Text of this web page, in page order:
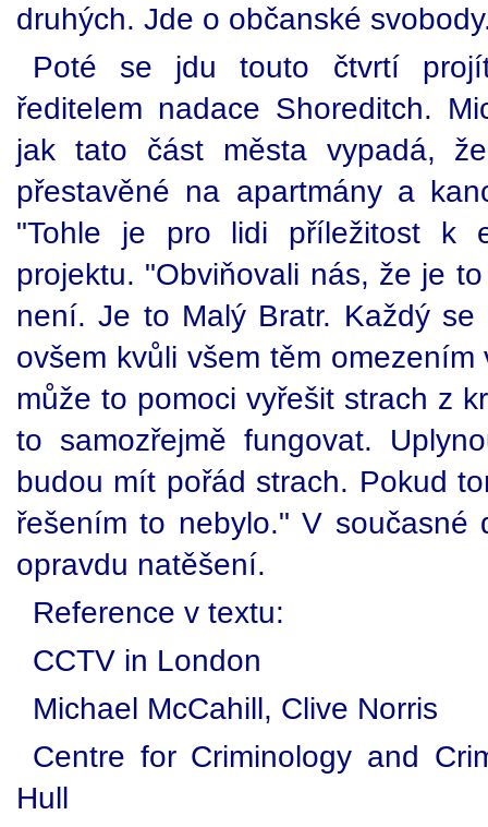
druhých. Jde o občanské
Poté se jdu touto čtvrtí
ředitelem nadace Shoreditch.
jak tato část města vypadá,
přestavěné na apartmány a
"Tohle je pro lidi příležitost k
projektu. "Obviňovali nás, že je
není. Je to Malý Bratr. Každý
ovšem kvůli všem těm
může to pomoci vyřešit strach z
to samozřejmě fungovat.
budou mít pořád strach. Pokud
řešením to nebylo." V
opravdu natěšení.
Reference v textu:
CCTV in London
Michael McCahill, Clive Norris
Centre for Criminology and
Hull